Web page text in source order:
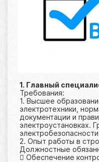
1. Главный
Требования:
1. Высшее
электротехники,
документации и
электроустановках.
2. Опыт работы в
Должностные
 Обеспечение